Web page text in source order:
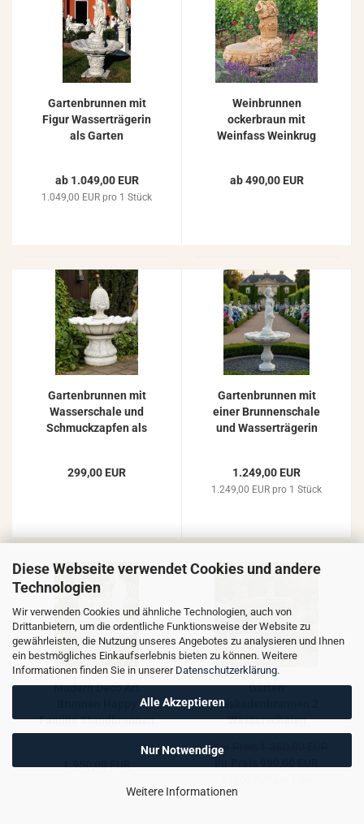
Diese Webseite verwendet Cookies und andere
Technologien
Wir verwenden Cookies und ähnliche Technologien, auch von
Drittanbietern, um die ordentliche Funktionsweise der Website zu
gewährleisten, die Nutzung unseres Angebotes zu analysieren und Ihnen
ein bestmögliches Einkaufserlebnis bieten zu können. Weitere
Informationen finden Sie in unserer Datenschutzerklärung.
Alle Akzeptieren
Nur Notwendige
Weitere Informationen
Gartenbrunnen mit
Figur Wasserträgerin
als Garten
215cm
ab 1.049,00 EUR
1.049,00 EUR pro 1 Stück
Weinbrunnen
ockerbraun mit
Weinfass Weinkrug
Gartenbrunnen für
ab 490,00 EUR
Gartenbrunnen mit
Wasserschale und
Schmuckzapfen als
299,00 EUR
Gartenbrunnen mit
einer Brunnenschale
und Wasserträgerin
1.249,00 EUR
1.249,00 EUR pro 1 Stück
Modern Deco Art
Familie Standbrunnen
mit Wasserschale
⌀150cm H 195cm
1.950,00 EUR
Garten
Kaskadenbrunnen 2
Wasserschalen
Springbrunnen
Steinguss 170cm
Alter Preis 1.250,00 EUR